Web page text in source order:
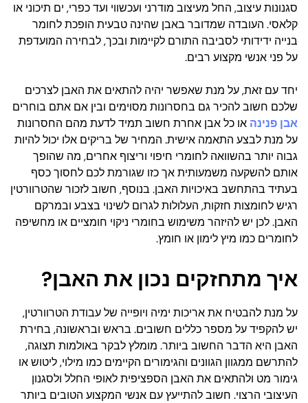
סגנונות עיצוב, החל מעיצוב מודרני ועכשווי ועד כפרי, ים תיכוני או
קלאסי. העובדה שמדובר באבן שהינה טבעית הופכת לחומר
בנייה ידידותי לסביבה התורם לקיימות ובכך, לבחירה המועדפת
על פני אנשי מקצוע רבים.
יחד עם זאת, על מנת שאפשר יהיה להתאים את האבן לצרכים
שלכם חשוב להכיר גם בחסרונות מסוימים ובין אם אתם בוחרים
אבן פנינה או כל אבן אחרת חשוב תמיד לדעת מהם החסרונות
על מנת לבצע התאמה אישית. המחיר של בריקים אלו יכול להיות
גבוה יותר בהשוואה לחומרי חיפוי וריצוף אחרים, מה שהופך
אותם להשקעה משמעותית אך כזו שגורמת לכם לחסוך כסף
בעתיד בהתחשב באיכויות האבן. בנוסף, חשוב לזכור שהטרוורטין
רגיש לחומצות חזקות, העלולות לגרום לשינוי בצבע ובמרקם
האבן. לכן יש להיזהר משימוש בחומרי ניקוי חומציים או מחשיפה
לחומרים כמו מיץ לימון או חומץ.
איך מתחזקים נכון את האבן?
על מנת להבטיח את אריכות ימיה ויופייה של עבודת הטרוורטין,
יש להקפיד על מספר כללים חשובים. בראש ובראשונה, בחירת
האבן היא הדבר החשוב ביותר. מומלץ לבקר באולמות תצוגה,
להתרשם ממגוון הגוונים והגימורים הקיימים כמו מילוי, ליטוש או
גימור מט ולהתאים את האבן הספציפית לאופי החלל ולסגנון
העיצובי הרצוי. חשוב להתייעץ עם אנשי המקצוע הטובים ביותר